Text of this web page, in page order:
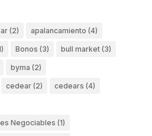
(2) apalancamiento (4)
Bonos (3) bull market(3)
byma (2)
cedear(2) cedears (4)
Negociables (1)